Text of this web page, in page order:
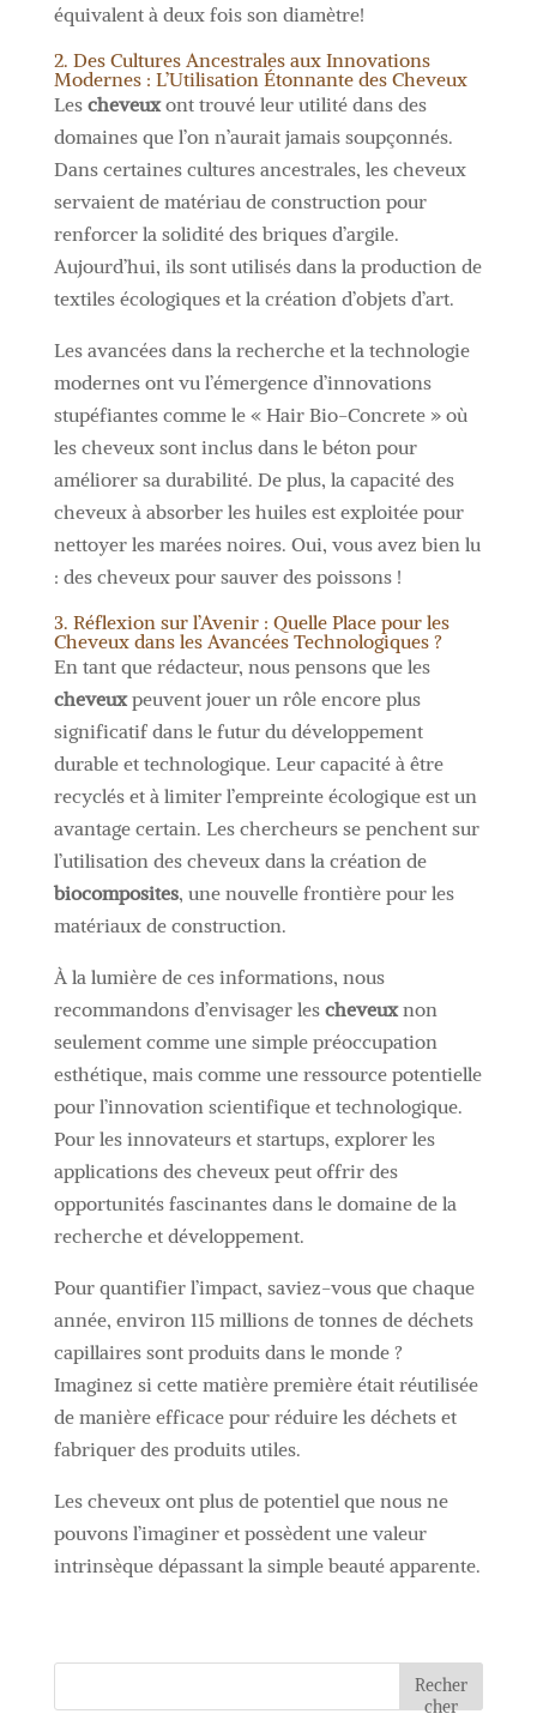
équivalent à deux fois son diamètre!
2. Des Cultures Ancestrales aux Innovations
Modernes : L’Utilisation Étonnante des Cheveux
Les cheveuxont trouvé leur utilité dans des
domaines que l’on n’aurait jamais soupçonnés.
Dans certaines cultures ancestrales, les cheveux
servaient de matériau de construction pour
renforcer la solidité des briques d’argile.
Aujourd’hui, ils sont utilisés dans la production de
textiles écologiques et la création d’objets d’art.
Les avancées dans la recherche et la technologie
modernes ont vu l’émergence d’innovations
stupéfiantes comme le « Hair Bio-Concrete » où
les cheveux sont inclus dans le béton pour
améliorer sa durabilité. De plus, la capacité des
cheveux à absorber les huiles est exploitée pour
nettoyer les marées noires. Oui, vous avez bien lu
: des cheveux pour sauver des poissons !
3. Réflexion sur l’Avenir : Quelle Place pour les
Cheveux dans les Avancées Technologiques ?
En tant que rédacteur, nous pensons que les
cheveuxpeuvent jouer un rôle encore plus
significatif dans le futur du développement
durable et technologique. Leur capacité à être
recyclés et à limiter l’empreinte écologique est un
avantage certain. Les chercheurs se penchent sur
l’utilisation des cheveux dans la création de
biocomposites, une nouvelle frontière pour les
matériaux de construction.
À la lumière de ces informations, nous
recommandons d’envisager les cheveuxnon
seulement comme une simple préoccupation
esthétique, mais comme une ressource potentielle
pour l’innovation scientifique et technologique.
Pour les innovateurs et startups, explorer les
applications des cheveux peut offrir des
opportunités fascinantes dans le domaine de la
recherche et développement.
Pour quantifier l’impact, saviez-vous que chaque
année, environ 115 millions de tonnes de déchets
capillaires sont produits dans le monde ?
Imaginez si cette matière première était réutilisée
de manière efficace pour réduire les déchets et
fabriquer des produits utiles.
Les cheveux ont plus de potentiel que nous ne
pouvons l’imaginer et possèdent une valeur
intrinsèque dépassant la simple beauté apparente.
Recher
cher